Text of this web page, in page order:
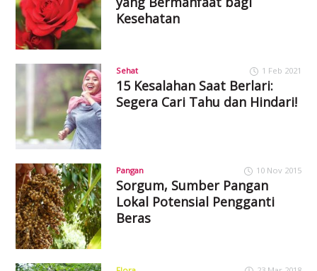
Kesehatan
Sehat 1 Feb 2021
15 Kesalahan Saat Berlari:
Segera Cari Tahu dan Hindari!
Pangan 10 Nov 2015
Sorgum, Sumber Pangan
Lokal Potensial Pengganti
Beras